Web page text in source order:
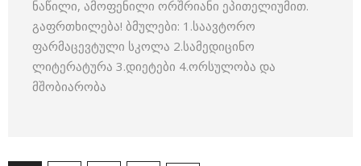
ნაწილი, ამოფენილი ორშრიანი ეპითელიუმით.
გაფრთხილება! ბმულები: 1.საავტორო
ფარმაცევტული სკოლა 2.სამედიცინო
ლიტერატურა 3.დიეტები 4.ორსულობა და
მშობიარობა